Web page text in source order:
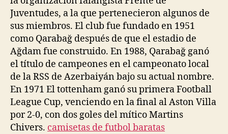
Juventudes, a la que pertenecieron algunos de
sus miembros. El club fue fundado en 1951
como Qarabağ después de que el estadio de
Ağdam fue construido. En 1988, Qarabağ ganó
el título de campeones en el campeonato local
de la RSS de Azerbaiyán bajo su actual nombre.
En 1971 El tottenham ganó su primera Football
League Cup, venciendo en la final al Aston Villa
por 2-0, con dos goles del mítico Martins
Chivers. camisetas de futbol baratas